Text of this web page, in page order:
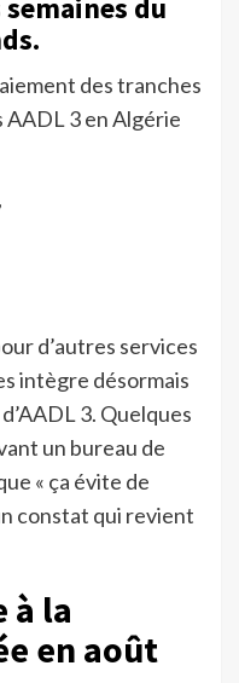
du
des tranches
3 en Algérie
,
d’autres services
intègre désormais
3. Quelques
un bureau de
« ça évite de
constat qui revient
à la
en août